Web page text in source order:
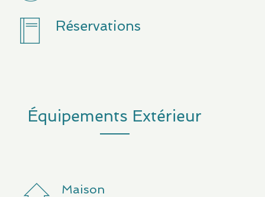
Réservations
Équipements Extérieur
Maison